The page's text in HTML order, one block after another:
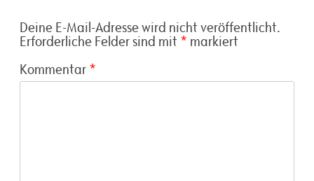
Deine E-Mail-Adresse wird nicht veröffentlicht.
Erforderliche Felder sind mit * markiert
Kommentar *